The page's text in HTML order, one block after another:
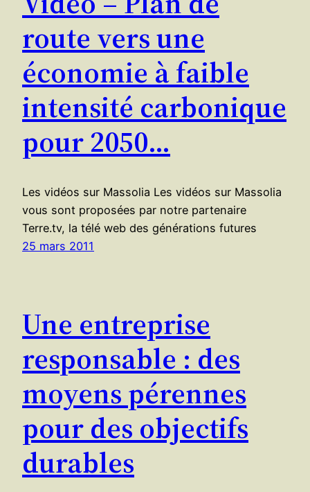
route vers une
économie à faible
intensité carbonique
pour 2050…
Les vidéos sur Massolia Les vidéos sur Massolia
vous sont proposées par notre partenaire
Terre.tv, la télé web des générations futures
25 mars 2011
Une entreprise
responsable : des
moyens pérennes
pour des objectifs
durables